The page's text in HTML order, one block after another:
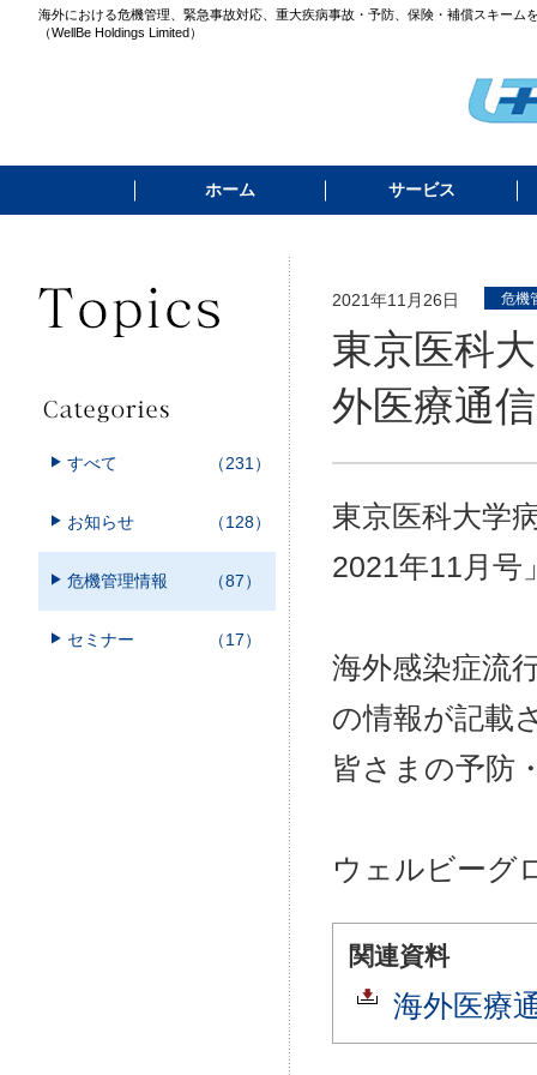
海外における危機管理、緊急事故対応、重大疾病事故・予防、保険・補償スキーム
（WellBe Holdings Limited）
ホーム サービス
すべて （231）
お知らせ （128）
危機管理情報 （87）
セミナー （17）
2021年11月26日 危機
東京医科
外医療通
東京医科大学
2021年11月号
海外感染症流
の情報が記載
皆さまの予防
ウェルビーグ
関連資料
海外医療